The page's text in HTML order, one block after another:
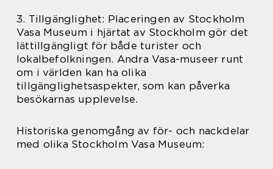
3. Tillgänglighet: Placeringen av Stockholm
Vasa Museum i hjärtat av Stockholm gör det
lättillgängligt för både turister och
lokalbefolkningen. Andra Vasa-museer runt
om i världen kan ha olika
tillgänglighetsaspekter, som kan påverka
besökarnas upplevelse.
Historiska genomgång av för- och nackdelar
med olika Stockholm Vasa Museum: